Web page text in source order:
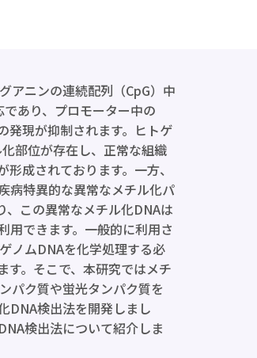
アニンの連続配列（CpG）中
あり、プロモーター中の
発現が抑制されます。ヒトゲ
部位が存在し、正常な組織
成されております。一方、
病特異的な異常なメチル化パ
、この異常なメチル化DNAは
用できます。一般的に利用さ
ノムDNAを化学処理する必
す。そこで、本研究ではメチ
パク質や蛍光タンパク質を
DNA検出法を開発しまし
検出法について紹介しま